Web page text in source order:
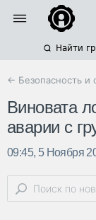
Найти
← Безопасность и
Виновата
аварии с
09:45, 5 Ноября